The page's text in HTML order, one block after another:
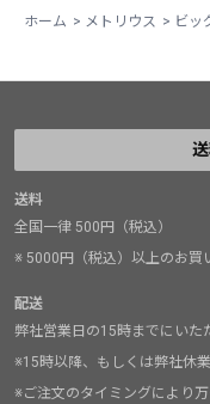
ホーム > メトリウス > ビッ
送料
全国一律 500円（税込）
※ 5000円（税込）以上のお買
配送
弊社営業日の15時までにいた
※15時以降、もしくは弊社休
※ご注文のタイミングにより